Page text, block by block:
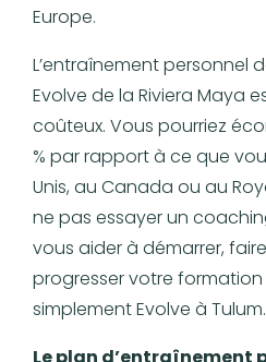
Europe.
L’entraînement personnel
Evolve de la Riviera Maya
coûteux. Vous pourriez
% par rapport à ce que
Unis, au Canada ou au
ne pas essayer un
vous aider à démarrer,
progresser votre formation
simplement Evolve à Tulum.